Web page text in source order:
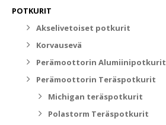
POTKURIT
Akselivetoiset potkurit
Korvausevä
Perämoottorin Alumiinipotkurit
Perämoottorin Teräspotkurit
Michigan teräspotkurit
Polastorm Teräspotkurit